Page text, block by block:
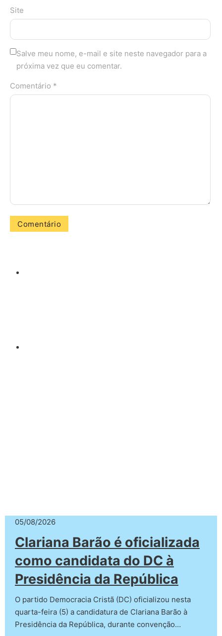
Site
Salve meu nome, e-mail e site neste navegador para a
próxima vez que eu comentar.
Comentário *
05/08/2026
Clariana Barão é oficializada
como candidata do DC à
Presidência da República
O partido Democracia Cristã (DC) oficializou nesta
quarta-feira (5) a candidatura de Clariana Barão à
Presidência da República, durante convenção…